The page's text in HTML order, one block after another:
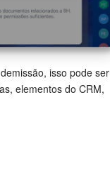
isso pode ser
elementos do CRM,